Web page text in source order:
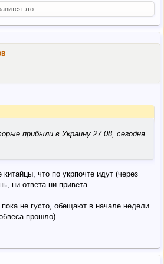
это.
прибыли в Украину 27.08, сегодня
что по укрпочте идут (через
ни ответа ни привета...
не густо, обещают в начале недели
прошло)